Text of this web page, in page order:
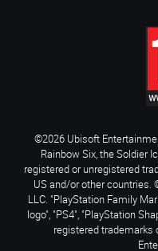
©2026 Ubisoft
Rainbow Six, the Soldier
registered or unregistered
US and/or other countries.
LLC. "PlayStation Family
logo", "PS4", "PlayStation
registered trademarks